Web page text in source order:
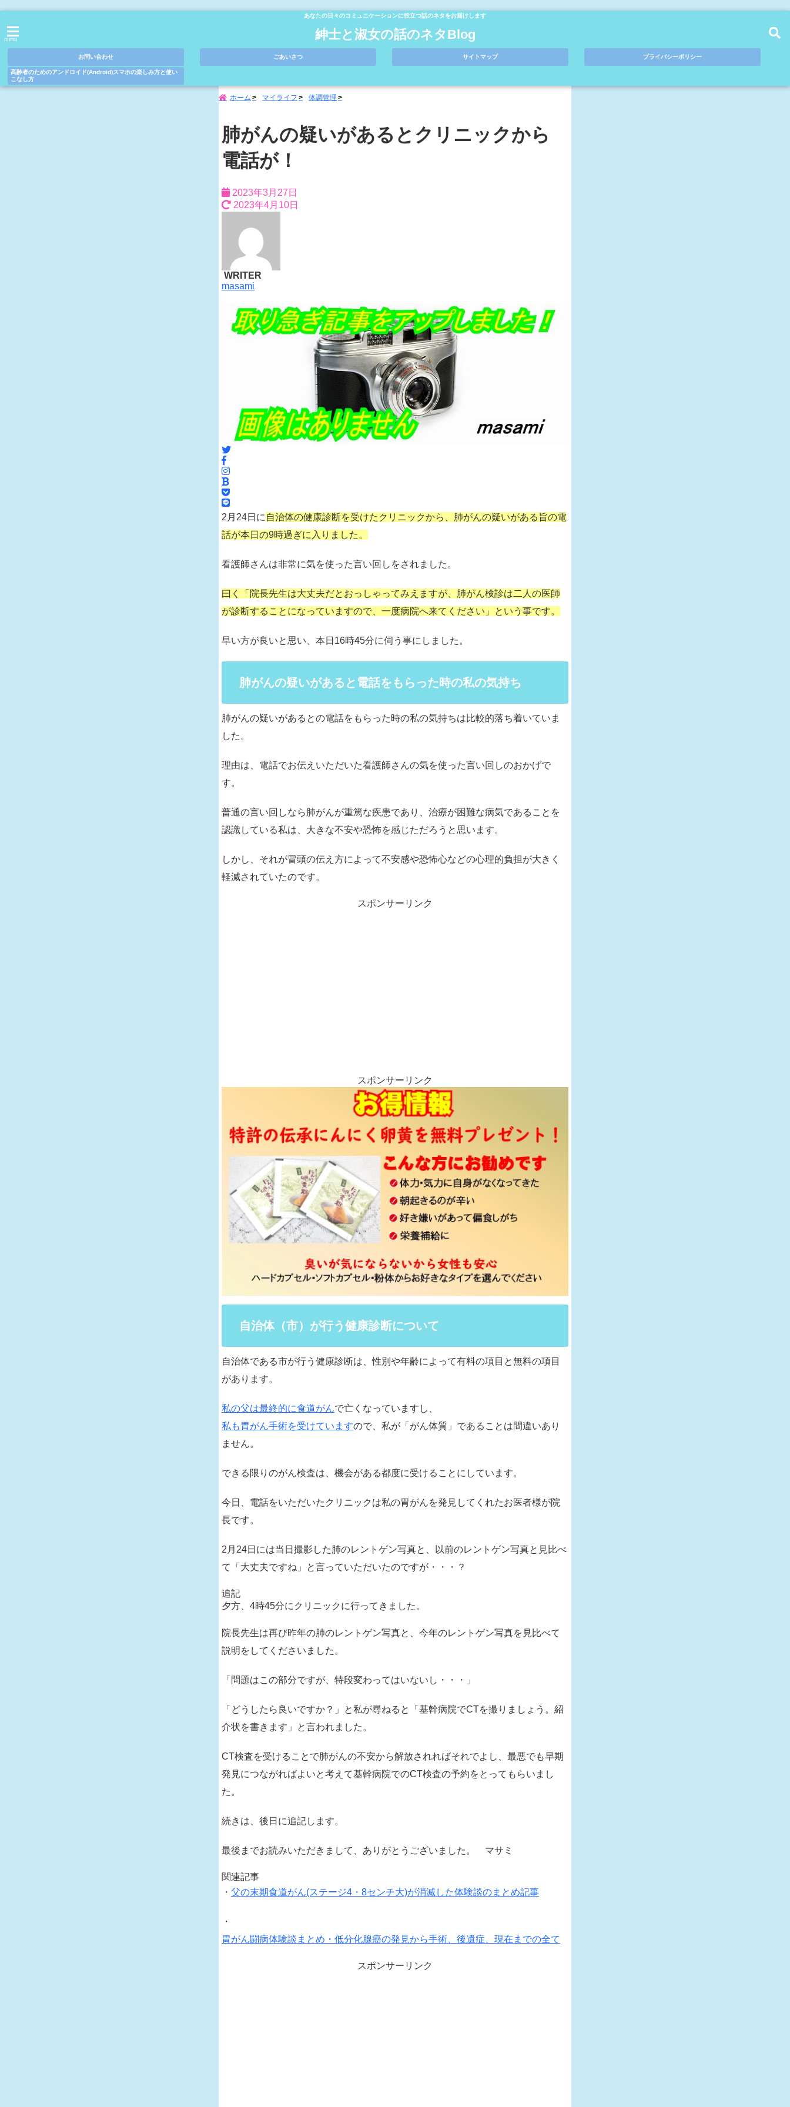
あなたの日々のコミュニケーションに役立つ話のネタをお届けします
menu 紳士と淑女の話のネタBlog
お問い合わせ ごあいさつ サイトマップ プライバシーポリシー
高齢者のためのアンドロイド(Android)スマホの楽しみ方と使い
こなし方
ホーム マイライフ 体調管理
肺がんの疑いがあるとクリニックから
電話が！
2023年3月27日
2023年4月10日
WRITER
masami
2月24日に 自治体の健康診断を受けたクリニックから、肺がんの疑いがある旨の電
話が本日の9時過ぎに入りました。
看護師さんは非常に気を使った言い回しをされました。
曰く「院長先生は大丈夫だとおっしゃってみえますが、肺がん検診は二人の医師
が診断することになっていますので、一度病院へ来てください」という事です。
早い方が良いと思い、本日16時45分に伺う事にしました。
肺がんの疑いがあると電話をもらった時の私の気持ち
肺がんの疑いがあるとの電話をもらった時の私の気持ちは比較的落ち着いていま
した。
理由は、電話でお伝えいただいた看護師さんの気を使った言い回しのおかげで
す。
普通の言い回しなら肺がんが重篤な疾患であり、治療が困難な病気であることを
認識している私は、大きな不安や恐怖を感じただろうと思います。
しかし、それが冒頭の伝え方によって不安感や恐怖心などの心理的負担が大きく
軽減されていたのです。
スポンサーリンク
スポンサーリンク
自治体（市）が行う健康診断について
自治体である市が行う健康診断は、性別や年齢によって有料の項目と無料の項目
があります。
私の父は最終的に食道がんで亡くなっていますし、
私も胃がん手術を受けていますので、私が「がん体質」であることは間違いあり
ません。
できる限りのがん検査は、機会がある都度に受けることにしています。
今日、電話をいただいたクリニックは私の胃がんを発見してくれたお医者様が院
長です。
2月24日には当日撮影した肺のレントゲン写真と、以前のレントゲン写真と見比べ
て「大丈夫ですね」と言っていただいたのですが・・・？
追記
夕方、4時45分にクリニックに行ってきました。
院長先生は再び昨年の肺のレントゲン写真と、今年のレントゲン写真を見比べて
説明をしてくださいました。
「問題はこの部分ですが、特段変わってはいないし・・・」
「どうしたら良いですか？」と私が尋ねると「基幹病院でCTを撮りましょう。紹
介状を書きます」と言われました。
CT検査を受けることで肺がんの不安から解放されればそれでよし、最悪でも早期
発見につながればよいと考えて基幹病院でのCT検査の予約をとってもらいまし
た。
続きは、後日に追記します。
最後までお読みいただきまして、ありがとうございました。 マサミ
関連記事
・ 父の末期食道がん(ステージ4・8センチ大)が消滅した体験談のまとめ記事
・
胃がん闘病体験談まとめ・低分化腺癌の発見から手術、後遺症、現在までの全て
スポンサーリンク